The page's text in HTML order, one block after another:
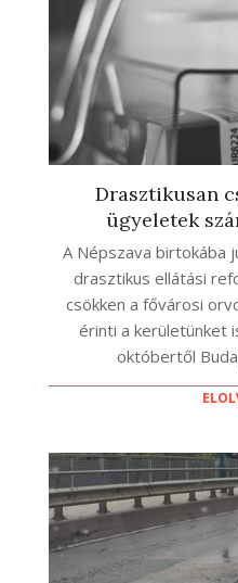
Drasztikusan
ügyeletek
A Népszava birtokába
drasztikus ellátási
csökken a fővárosi
érinti a kerületünket
októbertől